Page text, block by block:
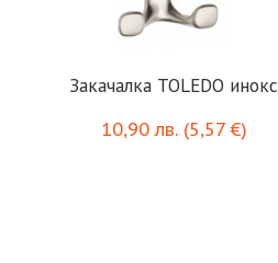
Закачалка TOLEDO инокс
10,90лв. (5,57€)